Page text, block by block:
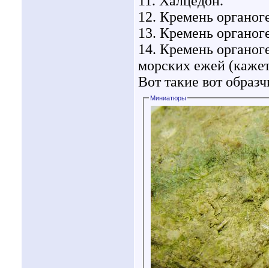
12. Кремень
13. Кремень
14. Кремень
морских ежей
Вот такие вот
Миниатюры